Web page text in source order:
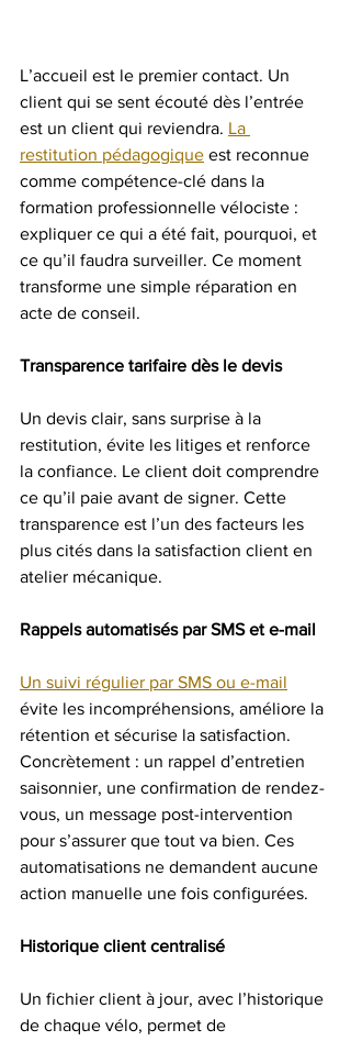
L’accueil est le premier contact. Un
client qui se sent écouté dès l’entrée
est un client qui reviendra. La
restitution pédagogique est reconnue
comme compétence-clé dans la
formation professionnelle vélociste :
expliquer ce qui a été fait, pourquoi, et
ce qu’il faudra surveiller. Ce moment
transforme une simple réparation en
acte de conseil.
Transparence tarifaire dès le devis
Un devis clair, sans surprise à la
restitution, évite les litiges et renforce
la confiance. Le client doit comprendre
ce qu’il paie avant de signer. Cette
transparence est l’un des facteurs les
plus cités dans la satisfaction client en
atelier mécanique.
Rappels automatisés par SMS et e-mail
Un suivi régulier par SMS ou e-mail
évite les incompréhensions, améliore la
rétention et sécurise la satisfaction.
Concrètement : un rappel d’entretien
saisonnier, une confirmation de rendez-
vous, un message post-intervention
pour s’assurer que tout va bien. Ces
automatisations ne demandent aucune
action manuelle une fois configurées.
Historique client centralisé
Un fichier client à jour, avec l’historique
de chaque vélo, permet de